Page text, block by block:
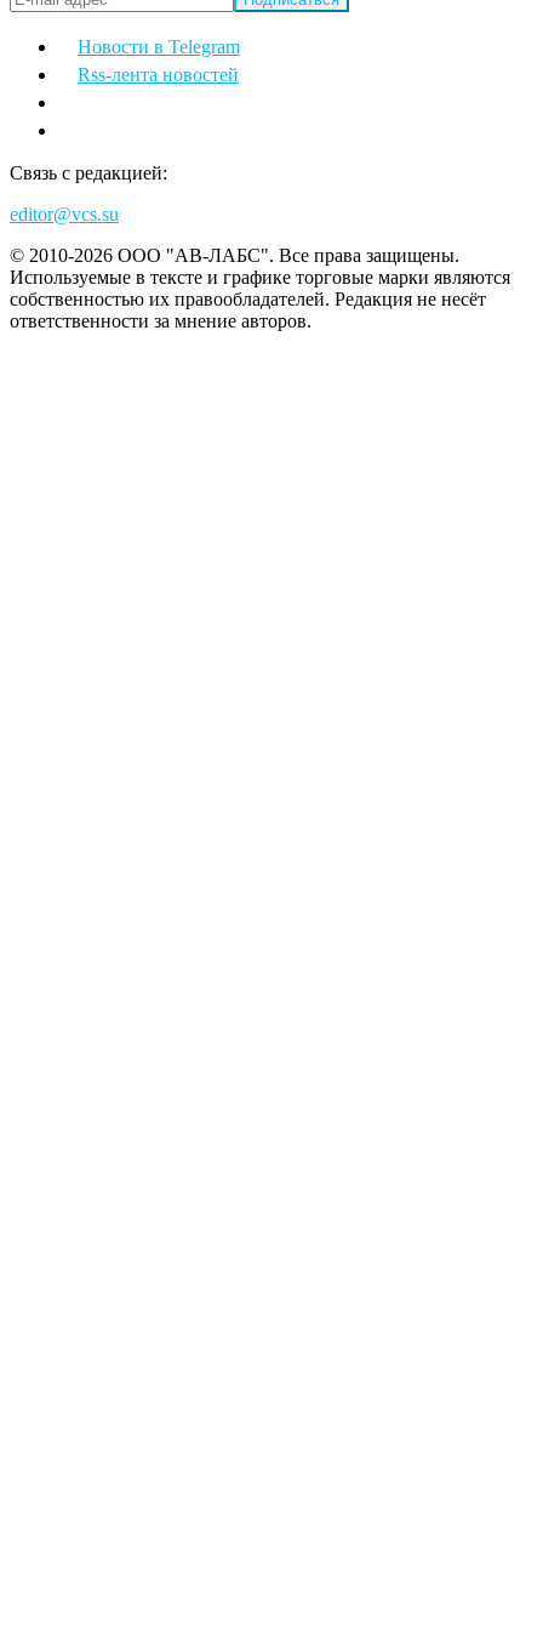
Новости в Telegram
Rss-лента новостей
Связь с редакцией:
editor@vcs.su
© 2010-2026 ООО "АВ-ЛАБС". Все права защищены.
Используемые в тексте и графике торговые марки являются
собственностью их правообладателей. Редакция не несёт
ответственности за мнение авторов.